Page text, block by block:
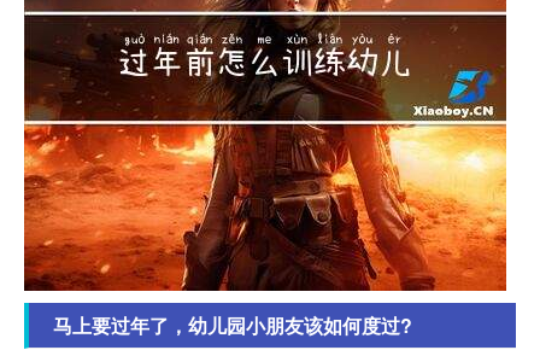
马上要过年了，幼儿园小朋友该如何度过?